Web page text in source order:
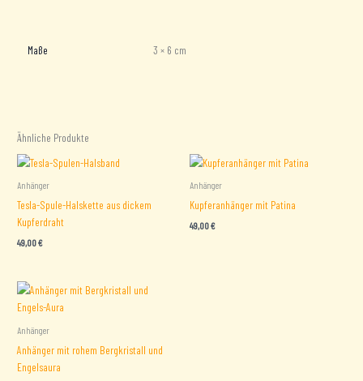
Maße 3 × 6 cm
Ähnliche Produkte
Anhänger
Tesla-Spule-Halskette aus dickem
Kupferdraht
49,00€
Anhänger
Kupferanhänger mit Patina
49,00€
Anhänger
Anhänger mit rohem Bergkristall und
Engelsaura